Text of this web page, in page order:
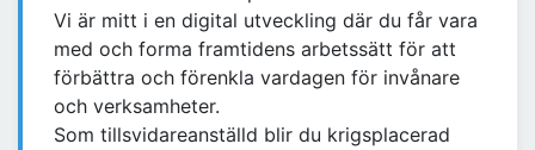
Vi är mitt i en digital utveckling där du får vara
med och forma framtidens arbetssätt för att
förbättra och förenkla vardagen för invånare
och verksamheter.
Som tillsvidareanställd blir du krigsplacerad